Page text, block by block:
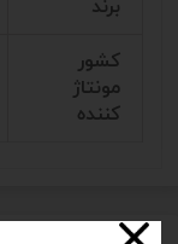
برند
کشور
مونتاژ
کننده